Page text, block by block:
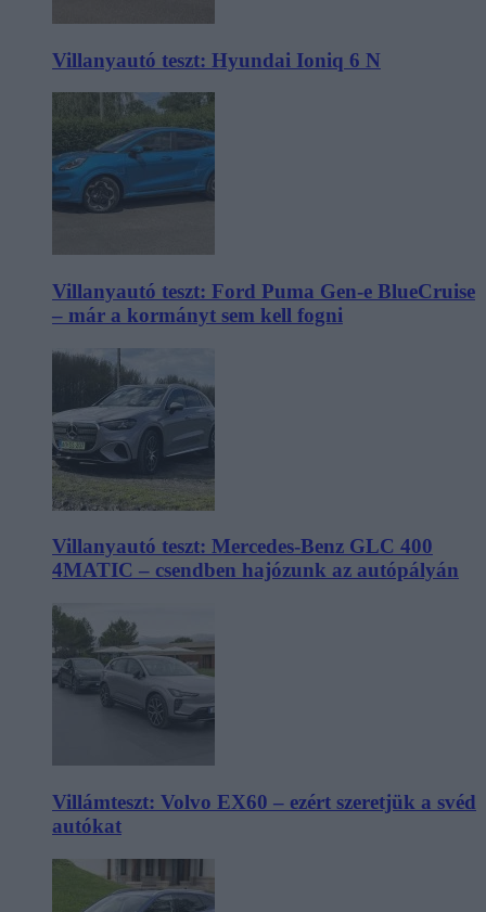
Villanyautó teszt: Hyundai Ioniq 6 N
Villanyautó teszt: Ford Puma Gen-e BlueCruise
– már a kormányt sem kell fogni
Villanyautó teszt: Mercedes-Benz GLC 400
4MATIC – csendben hajózunk az autópályán
Villámteszt: Volvo EX60 – ezért szeretjük a svéd
autókat